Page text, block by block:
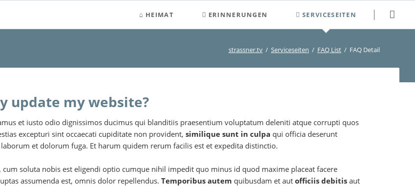
überspringen
HEIMAT ERINNERUNGEN SERVICESEITEN
Registrierung
Sitemap
strassner.tv Serviceseiten FAQ List FAQ Detail
update my website?
et iusto odio dignissimos ducimus qui blanditiis praesentium voluptatum deleniti atque corrupti quos
excepturi sint occaecati cupiditate non provident, similique sunt in culpa qui officia deserunt
et dolorum fuga. Et harum quidem rerum facilis est et expedita distinctio.
soluta nobis est eligendi optio cumque nihil impedit quo minus id quod maxime placeat facere
assumenda est, omnis dolor repellendus. Temporibus autem quibusdam et aut officiis debitis aut